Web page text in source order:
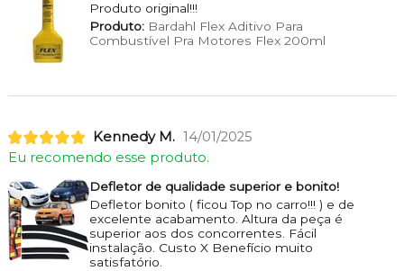
Produto original!!!
Produto:Bardahl Flex Aditivo Para
Combustível Pra Motores Flex 200ml
Kennedy M. 14/01/2025
Eu recomendo esse produto.
Defletor de qualidade superior e bonito!
Defletor bonito ( ficou Top no carro!!! ) e de
excelente acabamento. Altura da peça é
superior aos dos concorrentes. Fácil
instalação. Custo X Benefício muito
satisfatório.